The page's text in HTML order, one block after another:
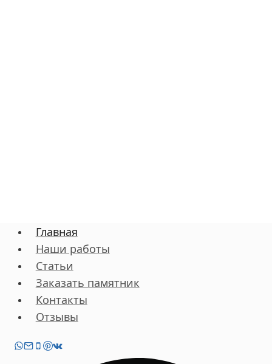
Главная
Наши работы
Статьи
Заказать памятник
Контакты
Отзывы